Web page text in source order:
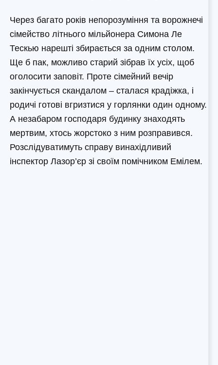
Через багато років непорозуміння та ворожнечі
сімейство літнього мільйонера Симона Ле
Тескью нарешті збирається за одним столом.
Ще б пак, можливо старий зібрав їх усіх, щоб
оголосити заповіт. Проте сімейний вечір
закінчується скандалом – сталася крадіжка, і
родичі готові вгризтися у горлянки один одному.
А незабаром господаря будинку знаходять
мертвим, хтось жорстоко з ним розправився.
Розслідуватимуть справу винахідливий
інспектор Лазор’єр зі своїм помічником Емілем.